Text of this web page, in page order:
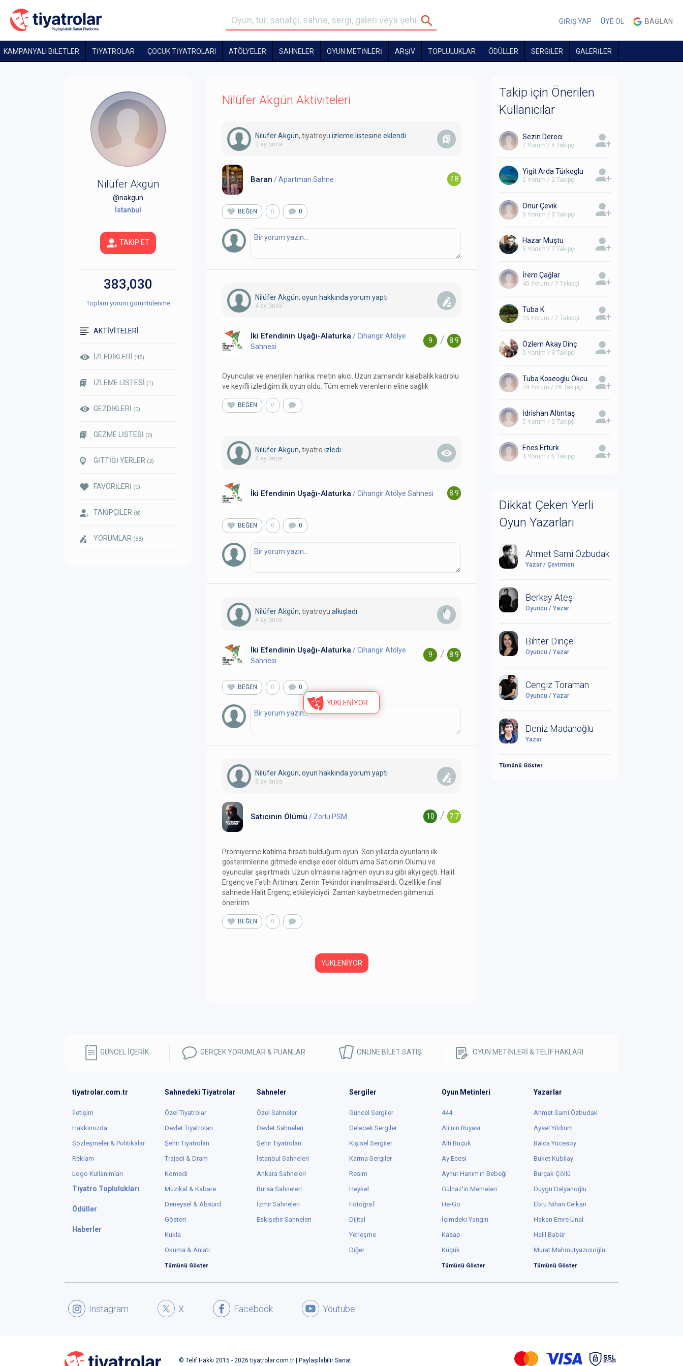
YÜKLENİYOR
GİRİŞ YAP ÜYE OL BAĞLAN
KAMPANYALI BİLETLER TİYATROLAR ÇOCUK TIYATROLARI ATÖLYELER SAHNELER OYUN METİNLERİ ARŞİV TOPLULUKLAR ÖDÜLLER SERGİLER GALERİLER
Nilüfer Akgün
@nakgun
İstanbul
TAKİP ET
383,030
Toplam yorum görüntülenme
AKTİVİTELERİ
İZLEDİKLERİ (45)
İZLEME LİSTESİ (1)
GEZDİKLERİ (0)
GEZME LİSTESİ (0)
GİTTİĞİ YERLER (2)
FAVORİLERİ (0)
TAKİPÇİLER (8)
YORUMLAR (68)
Nilüfer Akgün Aktiviteleri
Nilüfer Akgün, tiyatroyu izleme listesine eklendi
2 ay önce
7.8
Baran / Apartman Sahne
BEĞEN 0 0
Nilüfer Akgün, oyun hakkında yorum yaptı
4 ay önce
8.9
/
9
İki Efendinin Uşağı-Alaturka / Cihangir Atölye
Sahnesi
Oyuncular ve enerjileri harika; metin akıcı. Uzun zamandır kalabalık kadrolu
ve keyifli izlediğim ilk oyun oldu. Tüm emek verenlerin eline sağlık
BEĞEN 0
Nilüfer Akgün, tiyatro izledi
4 ay önce
8.9
İki Efendinin Uşağı-Alaturka / Cihangir Atölye Sahnesi
BEĞEN 0 0
Nilüfer Akgün, tiyatroyu alkışladı
4 ay önce
8.9
/
9
İki Efendinin Uşağı-Alaturka / Cihangir Atölye
Sahnesi
BEĞEN 0 0
Nilüfer Akgün, oyun hakkında yorum yaptı
5 ay önce
7.7
/
10
Satıcının Ölümü / Zorlu PSM
Prömiyerine katılma fırsatı bulduğum oyun. Son yıllarda oyunların ilk
gösterimlerine gitmede endişe eder oldum ama Satıcının Ölümü ve
oyuncular şaşırtmadı. Uzun olmasına rağmen oyun su gibi akyı geçti. Halit
Ergenç ve Fatih Artman, Zerrin Tekindor inanılmazlardı. Özellikle final
sahnede Halit Ergenç, etkileyiciydi. Zaman kaybetmeden gitmenizi
öneririm
BEĞEN 0
YÜKLENİYOR
Takip için Önerilen
Kullanıcılar
Sezin Dereci
7 Yorum / 5 Takipçi
Yigit Arda Türkoglu
2 Yorum / 2 Takipçi
Onur Çevik
5 Yorum / 0 Takipçi
Hazar Muştu
3 Yorum / 7 Takipçi
İrem Çağlar
45 Yorum / 7 Takipçi
Tuba K.
15 Yorum / 7 Takipçi
Özlem Akay Dinç
5 Yorum / 3 Takipçi
Tuba Koseoglu Okcu
78 Yorum / 28 Takipçi
İdrishan Altıntaş
5 Yorum / 0 Takipçi
Enes Ertürk
4 Yorum / 0 Takipçi
Dikkat Çeken Yerli
Oyun Yazarları
Ahmet Sami Özbudak
Yazar / Çevirmen
Berkay Ateş
Oyuncu / Yazar
Bihter Dinçel
Oyuncu / Yazar
Cengiz Toraman
Oyuncu / Yazar
Deniz Madanoğlu
Yazar
Tümünü Göster
GÜNCEL İÇERİK GERÇEK YORUMLAR & PUANLAR ONLINE BİLET SATIŞ OYUN METİNLERİ & TELİF HAKLARI
tiyatrolar.com.tr
İletişim
Hakkımızda
Sözleşmeler & Politikalar
Reklam
Logo Kullanımları
Tiyatro Toplulukları
Ödüller
Haberler
Sahnedeki Tiyatrolar
Özel Tiyatrolar
Devlet Tiyatroları
Şehir Tiyatroları
Trajedi & Dram
Komedi
Müzikal & Kabare
Deneysel & Absürd
Gösteri
Kukla
Okuma & Anlatı
Tümünü Göster
Sahneler
Özel Sahneler
Devlet Sahneleri
Şehir Tiyatroları
İstanbul Sahneleri
Ankara Sahneleri
Bursa Sahneleri
İzmir Sahneleri
Eskişehir Sahneleri
Sergiler
Güncel Sergiler
Gelecek Sergiler
Kişisel Sergiler
Karma Sergiler
Resim
Heykel
Fotoğraf
Dijital
Yerleşme
Diğer
Oyun Metinleri
444
Ali'nin Rüyası
Altı Buçuk
Ay Ecesi
Aynur Hanım'ın Bebeği
Gülnaz'ın Memeleri
He-Go
İçimdeki Yangın
Kasap
Küçük
Tümünü Göster
Yazarlar
Ahmet Sami Özbudak
Aysel Yıldırım
Balca Yücesoy
Buket Kubilay
Burçak Çöllü
Duygu Dalyanoğlu
Ebru Nihan Celkan
Hakan Emre Ünal
Halil Babür
Murat Mahmutyazıcıoğlu
Tümünü Göster
Youtube
Facebook
X
Instagram
© Telif Hakkı 2015 - 2026 tiyatrolar.com.tr | Paylaşılabilir Sanat